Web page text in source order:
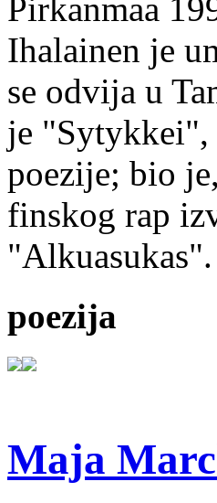
Pirkanmaa
Ihalainen je
se odvija u
je "Sytykkei",
poezije; bio
finskog rap
"Alkuasukas".
poezija
Maja